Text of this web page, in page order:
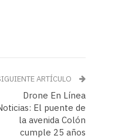
ARTÍCULO
Drone En Línea
El puente de
la avenida Colón
cumple 25 años